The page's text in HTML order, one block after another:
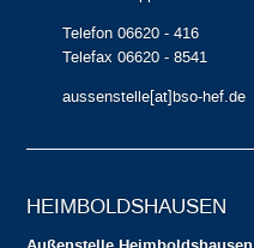
Telefon 06620 - 416
Telefax 06620 - 8541
aussenstelle[at]bso-hef.de
HEIMBOLDS­HAUSEN